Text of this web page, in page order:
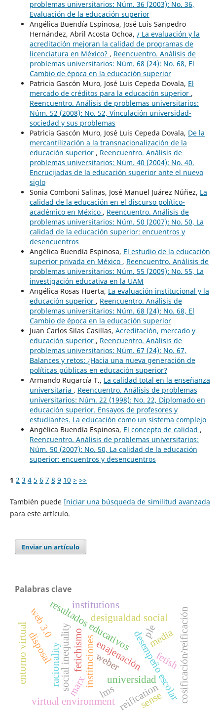
problemas universitarios: Núm. 36 (2003): No. 36,
Evaluación de la educación superior
Angélica Buendía Espinosa, José Luis Sanpedro
Hernández, Abril Acosta Ochoa, ¿ La evaluación y la
acreditación mejoran la calidad de programas de
licenciatura en México? , Reencuentro. Análisis de
problemas universitarios: Núm. 68 (24): No. 68, El
Cambio de época en la educación superior
Patricia Gascón Muro, José Luis Cepeda Dovala, El
mercado de créditos para la educación superior ,
Reencuentro. Análisis de problemas universitarios:
Núm. 52 (2008): No. 52, Vinculación universidad-
sociedad y sus problemas
Patricia Gascón Muro, José Luis Cepeda Dovala, De la
mercantilización a la transnacionalización de la
educación superior , Reencuentro. Análisis de
problemas universitarios: Núm. 40 (2004): No. 40,
Encrucijadas de la educación superior ante el nuevo
siglo
Sonia Comboni Salinas, José Manuel Juárez Núñez, La
calidad de la educación en el discurso político-
académico en México , Reencuentro. Análisis de
problemas universitarios: Núm. 50 (2007): No. 50, La
calidad de la educación superior: encuentros y
desencuentros
Angélica Buendía Espinosa, El estudio de la educación
superior privada en México , Reencuentro. Análisis de
problemas universitarios: Núm. 55 (2009): No. 55, La
investigación educativa en la UAM
Angélica Rosas Huerta, La evaluación institucional y la
educación superior , Reencuentro. Análisis de
problemas universitarios: Núm. 68 (24): No. 68, El
Cambio de época en la educación superior
Juan Carlos Silas Casillas, Acreditación, mercado y
educación superior , Reencuentro. Análisis de
problemas universitarios: Núm. 67 (24): No. 67,
Balances y retos: ¿Hacia una nueva generación de
políticas públicas en educación superior?
Armando Rugarcía T., La calidad total en la enseñanza
universitaria , Reencuentro. Análisis de problemas
universitarios: Núm. 22 (1998): No. 22, Diplomado en
educación superior. Ensayos de profesores y
estudiantes. La educación como un sistema complejo
Angélica Buendía Espinosa, El concepto de calidad ,
Reencuentro. Análisis de problemas universitarios:
Núm. 50 (2007): No. 50, La calidad de la educación
superior: encuentros y desencuentros
1 2 3 4 5 6 7 8 9 10 > >>
También puede Iniciar una búsqueda de similitud avanzada
para este artículo.
Enviar un artículo
Palabras clave
universidad
fetichismo
resultados educativos
desempeño escolar
social inequality
desigualdad social
racionality weber
institutions
instituciones fetish
disposal
reification
enajenación cosificación/reificación
marx
media
virtual environment
ple
lms
entorno virtualweb 3.0
sense